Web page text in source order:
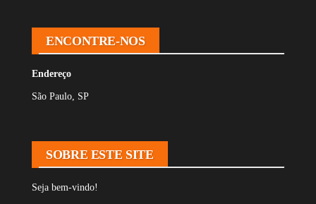
ENCONTRE-NOS
Endereço
São Paulo, SP
SOBRE ESTE SITE
Seja bem-vindo!